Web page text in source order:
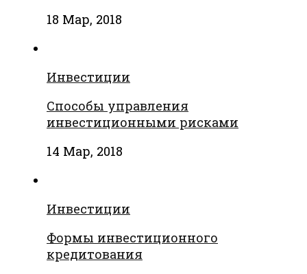
18 Мар, 2018
Инвестиции
Способы управления
инвестиционными рисками
14 Мар, 2018
Инвестиции
Формы инвестиционного
кредитования